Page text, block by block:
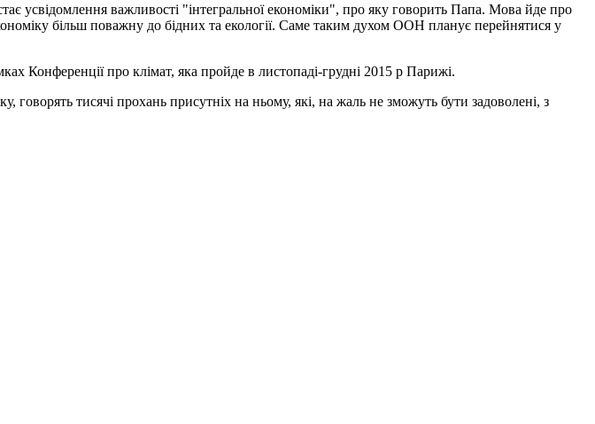
усвідомлення важливості "інтегральної економіки", про яку говорить Папа. Мова йде про
більш поважну до бідних та екології. Саме таким духом ООН планує перейнятися у
Конференції про клімат, яка пройде в листопаді-грудні 2015 р Парижі.
тисячі прохань присутніх на ньому, які, на жаль не зможуть бути задоволені, з